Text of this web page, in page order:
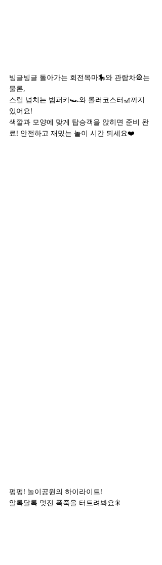
빙글빙글 돌아가는 회전목마🎠와 관람차🎡는
물론,
스릴 넘치는 범퍼카🏎️와 롤러코스터🎢까지
있어요!
색깔과 모양에 맞게 탑승객을 앉히면 준비 완
료! 안전하고 재밌는 놀이 시간 되세요❤️
펑펑! 놀이공원의 하이라이트!
알록달록 멋진 폭죽을 터트려봐요🎇